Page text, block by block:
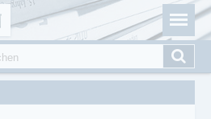
Das unabhängige Portal für
& eBooks